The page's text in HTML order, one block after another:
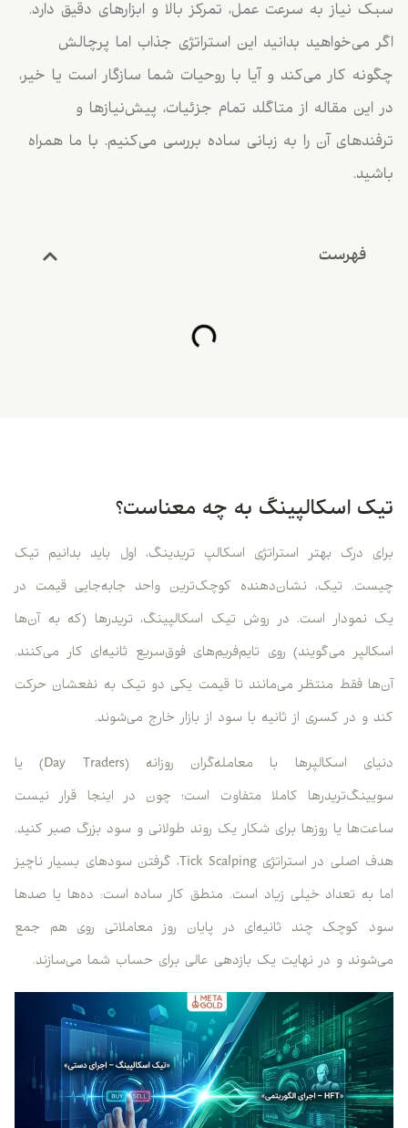
سبک نیاز به سرعت عمل، تمرکز بالا و ابزارهای دقیق دارد.
اگر می‌خواهید بدانید این استراتژی جذاب اما پرچالش
چگونه کار می‌کند و آیا با روحیات شما سازگار است یا خیر،
در این مقاله از متاگلد تمام جزئیات، پیش‌نیازها و
ترفندهای آن را به زبانی ساده بررسی می‌کنیم. با ما همراه
باشید.
فهرست
تیک اسکالپینگ به چه معناست؟
برای درک بهتر استراتژی اسکالپ تریدینگ، اول باید بدانیم تیک
چیست. تیک، نشان‌دهنده کوچک‌ترین واحد جابه‌جایی قیمت در
یک نمودار است. در روش تیک اسکالپینگ، تریدرها (که به آن‌ها
اسکالپر می‌گویند) روی تایم‌فریم‌های فوق‌سریع ثانیه‌ای کار می‌کنند.
آن‌ها فقط منتظر می‌مانند تا قیمت یکی دو تیک به نفعشان حرکت
کند و در کسری از ثانیه با سود از بازار خارج می‌شوند.
دنیای اسکالپرها با معامله‌گران روزانه (Day Traders) یا
سویینگ‌تریدرها کاملا متفاوت است؛ چون در اینجا قرار نیست
ساعت‌ها یا روزها برای شکار یک روند طولانی و سود بزرگ صبر کنید.
هدف اصلی در استراتژی Tick Scalping، گرفتن سودهای بسیار ناچیز
اما به تعداد خیلی زیاد است. منطق کار ساده است: ده‌ها یا صدها
سود کوچک چند ثانیه‌ای در پایان روز معاملاتی روی هم جمع
می‌شوند و در نهایت یک بازدهی عالی برای حساب شما می‌سازند.